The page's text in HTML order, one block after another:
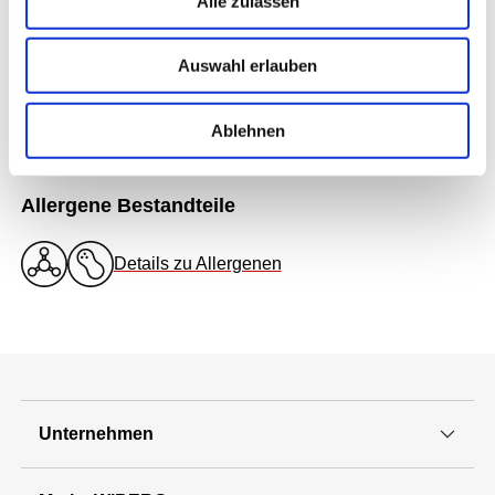
Auswahl erlauben
Ablehnen
Auf Facebook teilen
Allergene Bestandteile
Details zu Allergenen
Unternehmen